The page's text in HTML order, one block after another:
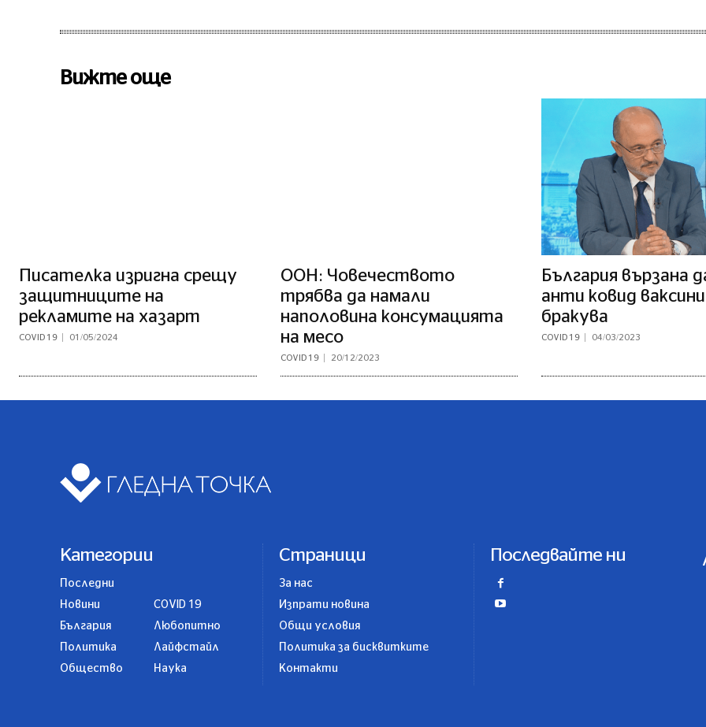
Вижте още
Писателка изригна срещу
защитниците на
рекламите на хазарт
COVID 19 01/05/2024
ООН: Човечеството
трябва да намали
наполовина консумацията
на месо
COVID 19 20/12/2023
България вързана
анти ковид
бракува
COVID 19 04/03/2023
Категории
Последни
Новини
България
Политика
Общество
COVID 19
Любопитно
Лайфстайл
Наука
Страници
За нас
Изпрати новина
Общи условия
Политика за бисквитките
Контакти
Последвайте ни